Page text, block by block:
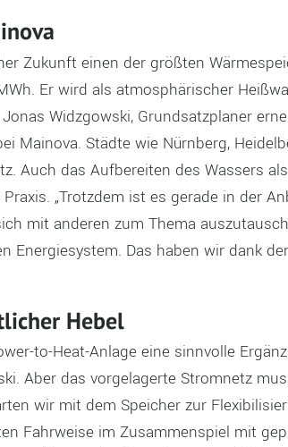
Zukunft einen der größten
Er wird als atmosphärischer
Widzgowski, Grundsatzplaner
Mainova. Städte wie Nürnberg,
Auch das Aufbereiten des Wassers
„Trotzdem ist es gerade in der
mit anderen zum Thema
Energiesystem. Das haben wir dank
Hebel
to-Heat-Anlage eine sinnvolle
Aber das vorgelagerte Stromnetz
wir mit dem Speicher zur
Fahrweise im Zusammenspiel mit